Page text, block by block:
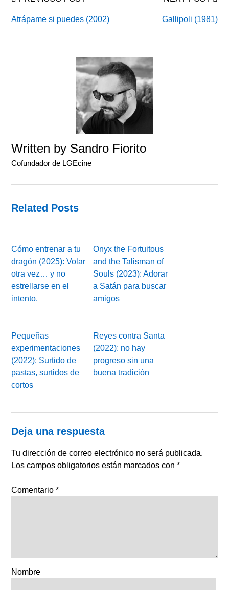
Atrápame si puedes (2002) Gallipoli (1981)
Written by Sandro Fiorito
Cofundador de LGEcine
Related Posts
Cómo entrenar a tu
dragón (2025): Volar
otra vez… y no
estrellarse en el
intento.
Onyx the Fortuitous
and the Talisman of
Souls (2023): Adorar
a Satán para buscar
amigos
Pequeñas
experimentaciones
(2022): Surtido de
pastas, surtidos de
cortos
Reyes contra Santa
(2022): no hay
progreso sin una
buena tradición
Deja una respuesta
Tu dirección de correo electrónico no será publicada.
Los campos obligatorios están marcados con*
Comentario*
Nombre